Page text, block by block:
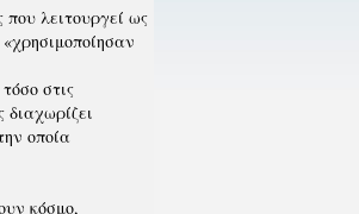
που λειτουργεί ως
στις
οποία
κόσμο,